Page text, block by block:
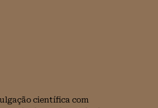
científica com